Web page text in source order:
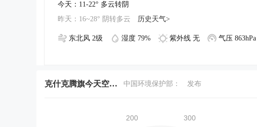
今天：11-22° 多云转阴
昨天：16~28° 阴转多云
历史天气>
东北风 2级 湿度 79% 紫外线 无 气压 863hPa
克什克腾旗今天空气质量 中国环境保护部： 发布